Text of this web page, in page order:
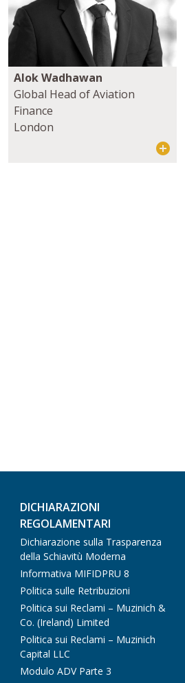
Alok Wadhawan
Global Head of Aviation
Finance
London
DICHIARAZIONI
REGOLAMENTARI
Dichiarazione sulla Trasparenza
della Schiavitù Moderna
Informativa MIFIDPRU 8
Politica sulle Retribuzioni
Politica sui Reclami – Muzinich &
Co. (Ireland) Limited
Politica sui Reclami – Muzinich
Capital LLC
Modulo ADV Parte 3